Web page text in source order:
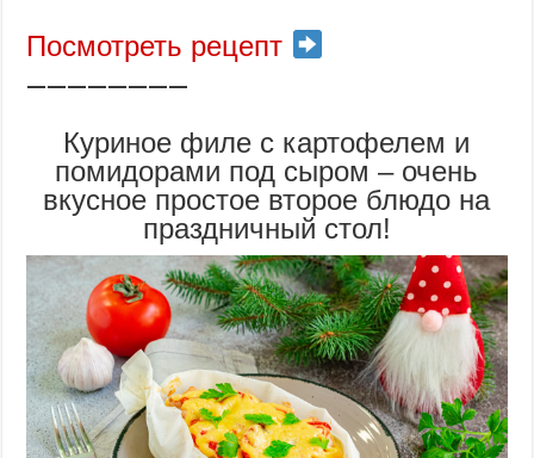
Посмотреть рецепт
————————
Куриное филе с картофелем и
помидорами под сыром – очень
вкусное простое второе блюдо на
праздничный стол!